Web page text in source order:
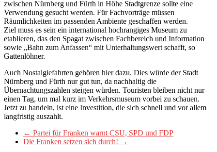
zwischen Nürnberg und Fürth in Höhe Stadtgrenze sollte eine
Verwendung gesucht werden. Für Fachvorträge müssen
Räumlichkeiten im passenden Ambiente geschaffen werden.
Ziel muss es sein ein international hochrangiges Museum zu
etablieren, das den Spagat zwischen Fachbereich und Information
sowie „Bahn zum Anfassen“ mit Unterhaltungswert schafft, so
Gattenlöhner.
Auch Nostalgiefahrten gehören hier dazu. Dies würde der Stadt
Nürnberg und Fürth nur gut tun, da nachhaltig die
Übernachtungszahlen steigen würden. Touristen bleiben nicht nur
einen Tag, um mal kurz im Verkehrsmuseum vorbei zu schauen.
Jetzt zu handeln, ist eine Investition, die sich schnell und vor allem
langfristig auszahlt.
← Partei für Franken warnt CSU, SPD und FDP
Die Franken setzen sich durch! →